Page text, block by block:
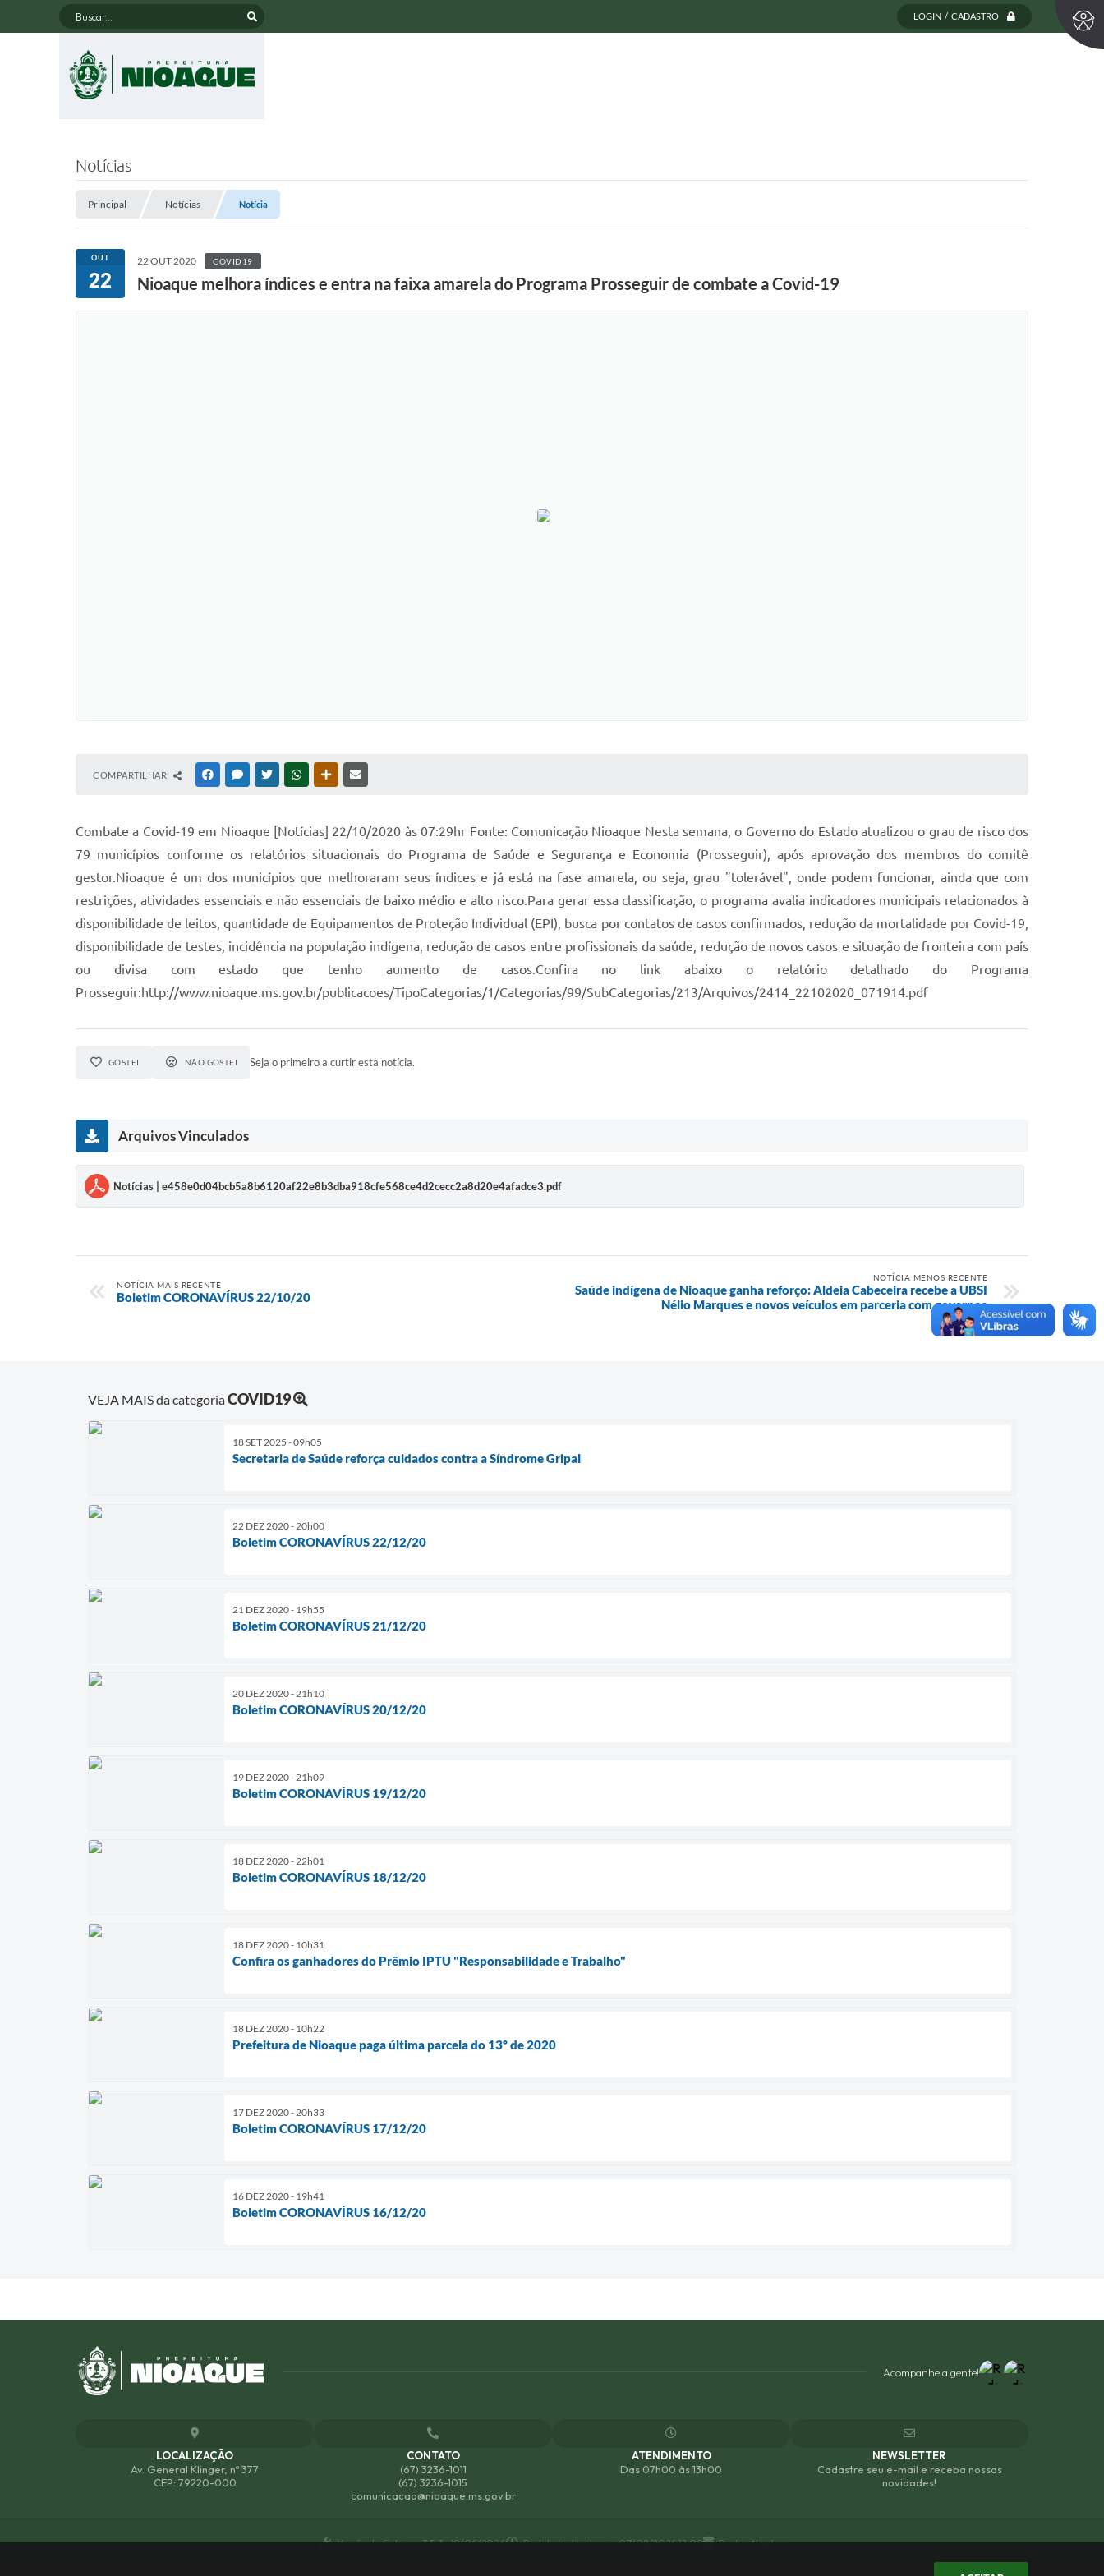
LOGIN / CADASTRO
Buscar...
Notícias
Principal Notícias Notícia
OUT
22
22 OUT 2020 COVID19
Nioaque melhora índices e entra na faixa amarela do Programa Prosseguir de combate a Covid-19
COMPARTILHAR FACEBOOKMESSENGER
TWITTERWHATSAPPOUTRAS MÍDIAS
Combate a Covid-19 em Nioaque [Notícias] 22/10/2020 às 07:29hr Fonte: Comunicação Nioaque Nesta semana, o Governo do Estado atualizou o grau de risco dos
79 municípios conforme os relatórios situacionais do Programa de Saúde e Segurança e Economia (Prosseguir), após aprovação dos membros do comitê
gestor.Nioaque é um dos municípios que melhoraram seus índices e já está na fase amarela, ou seja, grau "tolerável", onde podem funcionar, ainda que com
restrições, atividades essenciais e não essenciais de baixo médio e alto risco.Para gerar essa classificação, o programa avalia indicadores municipais relacionados à
disponibilidade de leitos, quantidade de Equipamentos de Proteção Individual (EPI), busca por contatos de casos confirmados, redução da mortalidade por Covid-19,
disponibilidade de testes, incidência na população indígena, redução de casos entre profissionais da saúde, redução de novos casos e situação de fronteira com país
ou divisa com estado que tenho aumento de casos.Confira no link abaixo o relatório detalhado do Programa
Prosseguir:http://www.nioaque.ms.gov.br/publicacoes/TipoCategorias/1/Categorias/99/SubCategorias/213/Arquivos/2414_22102020_071914.pdf
GOSTEI NÃO GOSTEI Seja o primeiro a curtir esta notícia.
Arquivos Vinculados
Notícias | e458e0d04bcb5a8b6120af22e8b3dba918cfe568ce4d2cecc2a8d20e4afadce3.pdf
NOTÍCIA MAIS RECENTE
Boletim CORONAVÍRUS 22/10/20
NOTÍCIA MENOS RECENTE
Saúde indígena de Nioaque ganha reforço: Aldeia Cabeceira recebe a UBSI
Nélio Marques e novos veículos em parceria com governos
VEJA MAIS da categoriaCOVID19
18 SET 2025 - 09h05
Secretaria de Saúde reforça cuidados contra a Síndrome Gripal
22 DEZ 2020 - 20h00
Boletim CORONAVÍRUS 22/12/20
21 DEZ 2020 - 19h55
Boletim CORONAVÍRUS 21/12/20
20 DEZ 2020 - 21h10
Boletim CORONAVÍRUS 20/12/20
19 DEZ 2020 - 21h09
Boletim CORONAVÍRUS 19/12/20
18 DEZ 2020 - 22h01
Boletim CORONAVÍRUS 18/12/20
18 DEZ 2020 - 10h31
Confira os ganhadores do Prêmio IPTU "Responsabilidade e Trabalho"
18 DEZ 2020 - 10h22
Prefeitura de Nioaque paga última parcela do 13º de 2020
17 DEZ 2020 - 20h33
Boletim CORONAVÍRUS 17/12/20
16 DEZ 2020 - 19h41
Boletim CORONAVÍRUS 16/12/20
Acompanhe a gente!
LOCALIZAÇÃO
Av. General Klinger, nº 377
CEP: 79220-000
CONTATO
(67) 3236-1011
(67) 3236-1015
comunicacao@nioaque.ms.gov.br
ATENDIMENTO
Das 07h00 às 13h00
NEWSLETTER
Cadastre seu e-mail e receba nossas
novidades!
Versão do Sistema:3.5.3 - 19/06/2026 Portal atualizado em:07/08/2026 12:00 Dados Abertos